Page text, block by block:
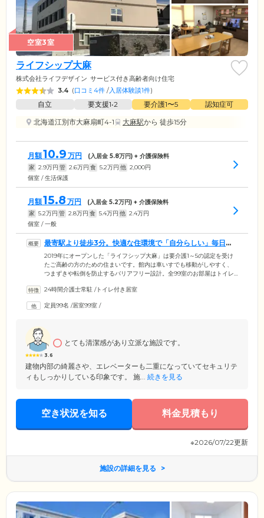
空室3室
ライフシップ大麻
株式会社ライフデザイン サービス付き高齢者向け住宅
3.4 (口コミ4件 /入居体験談1件)
自立 要支援1•2 要介護1〜5
認知症可
北海道江別市大麻扇町4-1
大麻駅から 徒歩15分
月額10.9 万円 (入居金 5.8万円) + 介護保険料
家 2.9万円 管 2.6万円 食 5.2万円 他 2,000円
個室 / 生活保護
月額15.8 万円 (入居金 5.2万円) + 介護保険料
家 5.2万円 管 2.8万円 食 5.4万円 他 2.4万円
個室 / 一般
最寄駅より徒歩3分。快適な住環境で「自分らしい」毎日を
お楽しみください
2019年にオープンした「ライフシップ大麻」は要介護1～5の認定を受け
たご高齢の方のための住まいです。館内は車いすでも移動がしやすく、
つまずきや転倒を防止するバリアフリー設計。全99室のお部屋はトイレ
しております。プライバシーの守られた空間で、いつまでも「自分らし
置。ほかのご入居者様とテレビ番組を見たり、趣味の活動を楽しんだり
24時間介護士常駐 /トイレ付き居室
定員99名 /居室99室 /
3.6
とても清潔感があり立派な施設です。
建物内部の綺麗さや、エレベーターも二重になっていてセキュリテ
ィもしっかりしている印象です。 施... 続きを見る
空き状況を知る 料金見積もり
※2026/07/22更新
施設の詳細を見る